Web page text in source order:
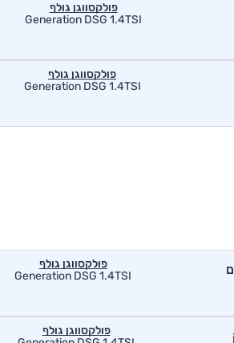
פולקסווגן גולף
Generation DSG 1.4TSI
פולקסווגן גולף
Generation DSG 1.4TSI
פולקסווגן גולף
Generation DSG 1.4TSI
פולקסווגן גולף